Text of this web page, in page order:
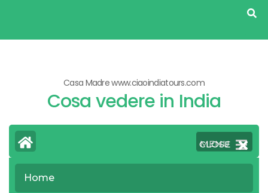
content
Casa Madre www.ciaoindiatours.com
Cosa vedere in India
MENU
CLOSE
Home
>